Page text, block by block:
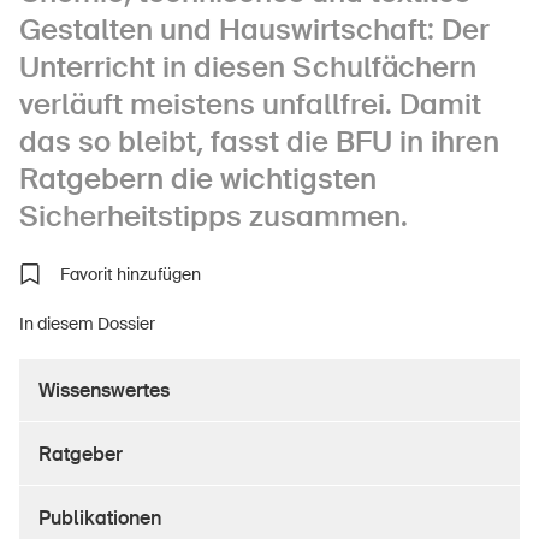
Über die BFU
Medien
Politik
Kampagnen
Offene Stellen
Bestellen & herunterladen
Kurse & Veranstaltungen
In diesem Dossier
Wissenswertes
Ratgeber
Publikationen
Gestalten und Hauswirtschaft: Der
Unterricht in diesen Schulfächern
verläuft meistens unfallfrei. Damit
das so bleibt, fasst die BFU in ihren
Ratgebern die wichtigsten
Sicherheitstipps zusammen.
Favorit hinzufügen